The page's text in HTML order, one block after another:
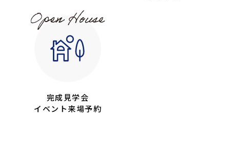
完成見学会
イベント来場予約